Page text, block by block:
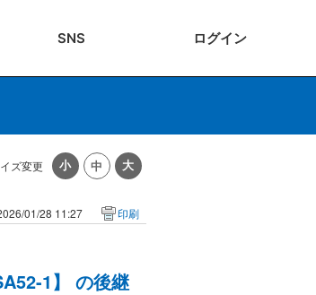
SNS ログイン
ズ変更
01/28 11:27 印刷
1】 の後継